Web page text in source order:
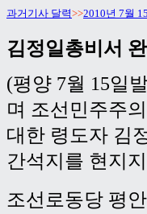
과거기사 달력>>2010년 7월
김정일총비서
(평양 7월 15일
며 조선민주주
대한 령도자 김
간석지를 현지
조선로동당 평